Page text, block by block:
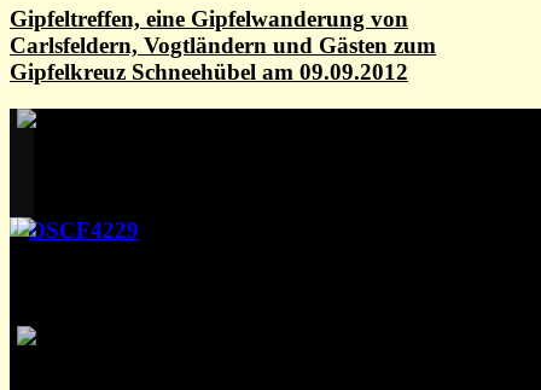
Gipfeltreffen, eine Gipfelwanderung von
Carlsfeldern, Vogtländern und Gästen zum
Gipfelkreuz Schneehübel am 09.09.2012